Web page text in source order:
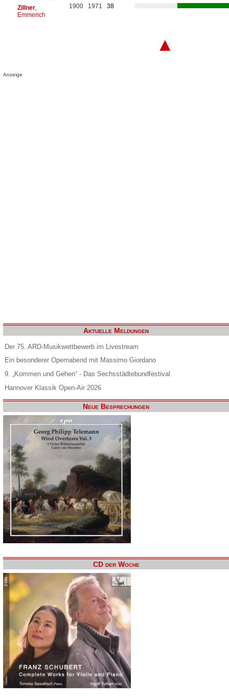
Zillner,
Emmerich
1900 1971 38
▲
Anzeige
Aktuelle Meldungen
Der 75. ARD-Musikwettbewerb im Livestream
Ein besonderer Opernabend mit Massimo Giordano
9. „Kommen und Gehen“ - Das Sechsstädtebundfestival
Hannover Klassik Open-Air 2026
Neue Besprechungen
CD der Woche